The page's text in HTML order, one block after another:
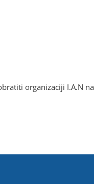
organizaciji I.A.N na